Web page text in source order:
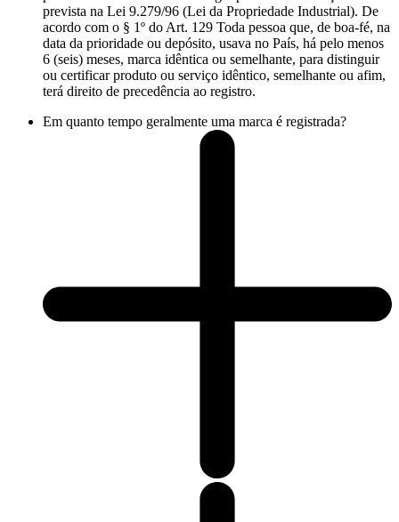
prevista na Lei 9.279/96 (Lei da Propriedade Industrial). De
acordo com o § 1º do Art. 129 Toda pessoa que, de boa-fé, na
data da prioridade ou depósito, usava no País, há pelo menos
6 (seis) meses, marca idêntica ou semelhante, para distinguir
ou certificar produto ou serviço idêntico, semelhante ou afim,
terá direito de precedência ao registro.
Em quanto tempo geralmente uma marca é registrada?